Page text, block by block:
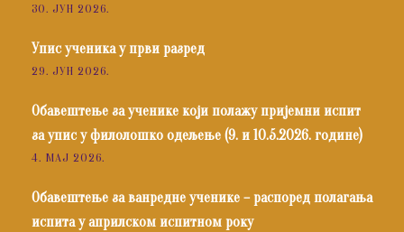
30. ЈУН 2026.
Упис ученика у први разред
29. ЈУН 2026.
Обавештење за ученике који полажу пријемни испит
за упис у филолошко одељење (9. и 10.5.2026. године)
4. МАЈ 2026.
Обавештење за ванредне ученике – распоред полагања
испита у априлском испитном року